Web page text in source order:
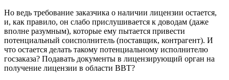
Но ведь требование заказчика о наличии лицензии остается,
и, как правило, он слабо прислушивается к доводам (даже
вполне разумным), которые ему пытается привести
потенциальный соисполнитель (поставщик, контрагент). И
что остается делать такому потенциальному исполнителю
госзаказа? Подавать документы в лицензирующий орган на
получение лицензии в области ВВТ?